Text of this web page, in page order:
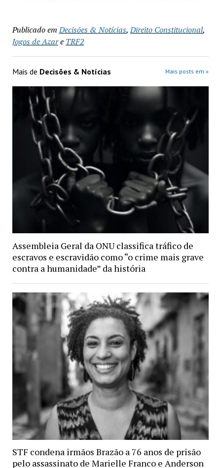
Publicado em Decisões & Notícias,Direito Constitucional,
Jogos de Azare TRF2
Mais de Decisões & Notícias Mais posts em »
Assembleia Geral da ONU classifica tráfico de
escravos e escravidão como “o crime mais grave
contra a humanidade” da história
STF condena irmãos Brazão a 76 anos de prisão
pelo assassinato de Marielle Franco e Anderson